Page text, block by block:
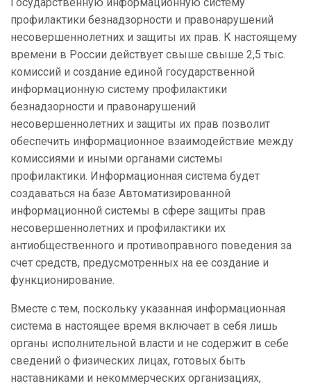
профилактики безнадзорности и правонарушений
несовершеннолетних и защиты их прав. К настоящему
времени в России действует свыше свыше 2,5 тыс.
комиссий и создание единой государственной
информационную систему профилактики
безнадзорности и правонарушений
несовершеннолетних и защиты их прав позволит
обеспечить информационное взаимодействие между
комиссиями и иными органами системы
профилактики. Информационная система будет
создаваться на базе Автоматизированной
информационной системы в сфере защиты прав
несовершеннолетних и профилактики их
антиобщественного и противоправного поведения за
счет средств, предусмотренных на ее создание и
функционирование.
Вместе с тем, поскольку указанная информационная
система в настоящее время включает в себя лишь
органы исполнительной власти и не содержит в себе
сведений о физических лицах, готовых быть
наставниками и некоммерческих организациях,